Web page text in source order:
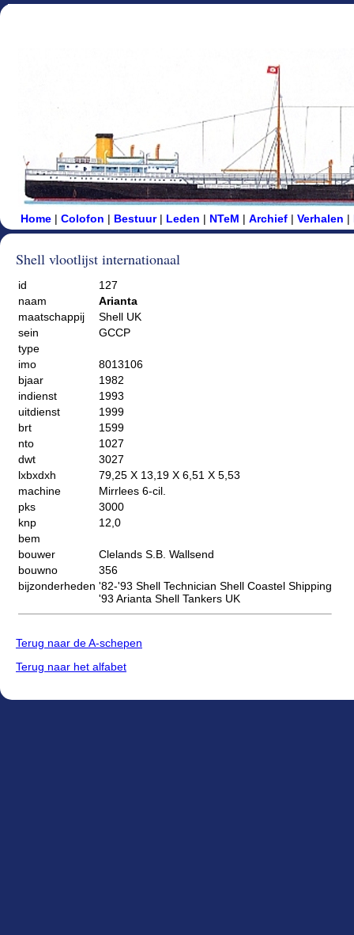
Home | Colofon | Bestuur| Leden | NTeM | Archief | Verhalen |
Shell vlootlijst internationaal
id
127
naam
Arianta
maatschappij
Shell UK
sein
GCCP
type
imo
8013106
bjaar
1982
indienst
1993
uitdienst
1999
brt
1599
nto
1027
dwt
3027
lxbxdxh
79,25 X 13,19 X 6,51 X 5,53
machine
Mirrlees 6-cil.
pks
3000
knp
12,0
bem
bouwer
Clelands S.B. Wallsend
bouwno
356
bijzonderheden '82-'93 Shell Technician Shell Coastel Shipping
'93 Arianta Shell Tankers UK
Terug naar de A-schepen
Terug naar het alfabet